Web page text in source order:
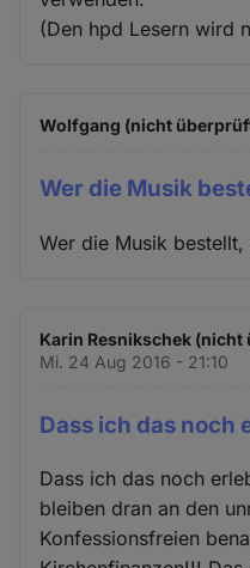
(Den hpd Lesern wird
Wolfgang (nicht
Wer die Musik
Wer die Musik
Karin Resnikschek (nicht
Mi. 24 Aug 2016 - 21:10
Dass ich das noch
Dass ich das noch
bleiben dran an den
Konfessionsfreien